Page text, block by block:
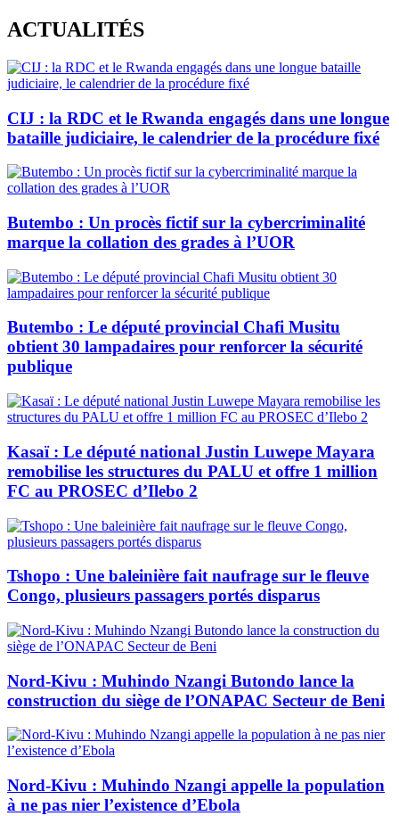
Skip
to
content
ACTUALITÉS
CIJ : la RDC et le Rwanda engagés dans une longue
bataille judiciaire, le calendrier de la procédure fixé
Butembo : Un procès fictif sur la cybercriminalité
marque la collation des grades à l’UOR
Butembo : Le député provincial Chafi Musitu
obtient 30 lampadaires pour renforcer la sécurité
publique
Kasaï : Le député national Justin Luwepe Mayara
remobilise les structures du PALU et offre 1 million
FC au PROSEC d’Ilebo 2
Tshopo : Une baleinière fait naufrage sur le fleuve
Congo, plusieurs passagers portés disparus
Nord-Kivu : Muhindo Nzangi Butondo lance la
construction du siège de l’ONAPAC Secteur de Beni
Nord-Kivu : Muhindo Nzangi appelle la population
à ne pas nier l’existence d’Ebola